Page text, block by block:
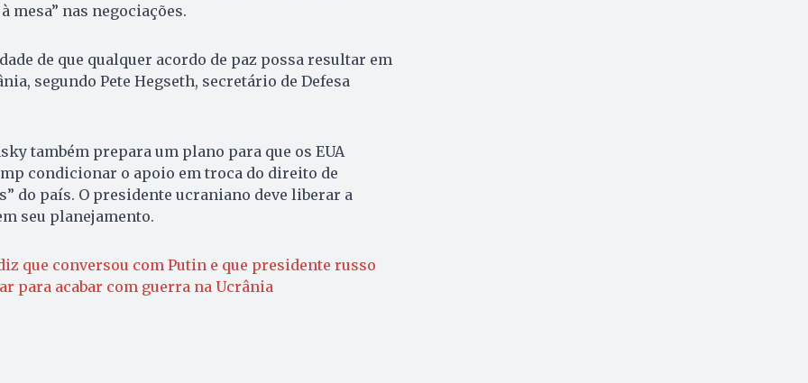
mesa” nas negociações.
de que qualquer acordo de paz possa resultar em
segundo Pete Hegseth, secretário de Defesa
também prepara um plano para que os EUA
condicionar o apoio em troca do direito de
do país. O presidente ucraniano deve liberar a
seu planejamento.
que conversou com Putin e que presidente russo
para acabar com guerra na Ucrânia